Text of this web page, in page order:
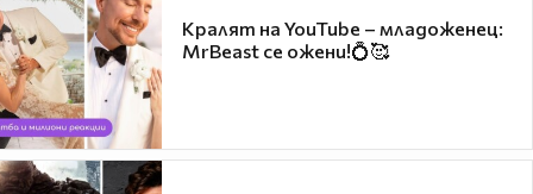
Кралят на YouTube – младоженец:
MrBeast се ожени!💍🥰